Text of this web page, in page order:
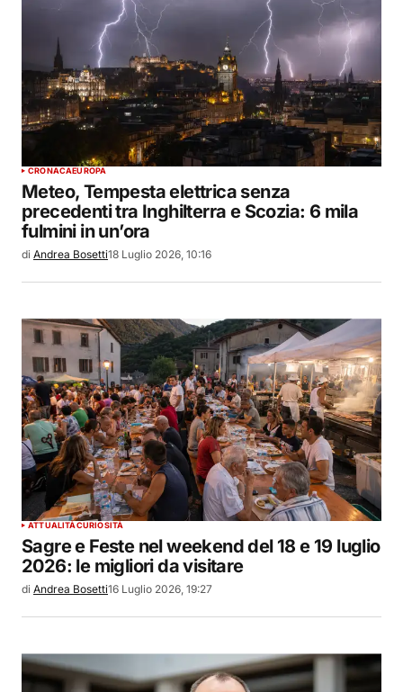
CRONACAEUROPA
Meteo, Tempesta elettrica senza
precedenti tra Inghilterra e Scozia: 6 mila
fulmini in un’ora
di Andrea Bosetti18 Luglio 2026, 10:16
ATTUALITÀCURIOSITÀ
Sagre e Feste nel weekend del 18 e 19 luglio
2026: le migliori da visitare
di Andrea Bosetti16 Luglio 2026, 19:27